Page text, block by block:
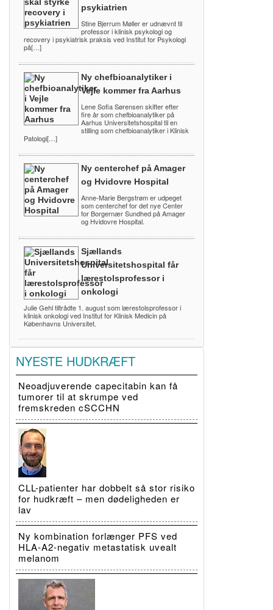
psykiatrien
Stine Bjerrum Møller er udnævnt til
professor i klinisk psykologi og
recovery i psykiatrisk praksis ved Institut for Psykologi
på[…]
Ny chefbioanalytiker i
Vejle kommer fra Aarhus
Lene Sofia Sørensen skifter efter
fire år som chefbioanalytiker på
Aarhus Universitetshospital til en
stilling som chefbioanalytiker i Klinisk
Patologi[…]
Ny centerchef på Amager
og Hvidovre Hospital
Anne-Marie Bergstrøm er udpeget
som centerchef for det nye Center
for Borgernær Sundhed på Amager
og Hvidovre Hospital.
Sjællands
Universitetshospital får
lærestolsprofessor i
onkologi
Julie Gehl tiltrådte 1. august som lærestolsprofessor i
klinisk onkologi ved Institut for Klinisk Medicin på
Københavns Universitet.
NYESTE HUDKRÆFT
Neoadjuverende capecitabin kan få
tumorer til at skrumpe ved
fremskreden cSCCHN
CLL-patienter har dobbelt så stor risiko
for hudkræft – men dødeligheden er
lav
Ny kombination forlænger PFS ved
HLA-A2-negativ metastatisk uvealt
melanom